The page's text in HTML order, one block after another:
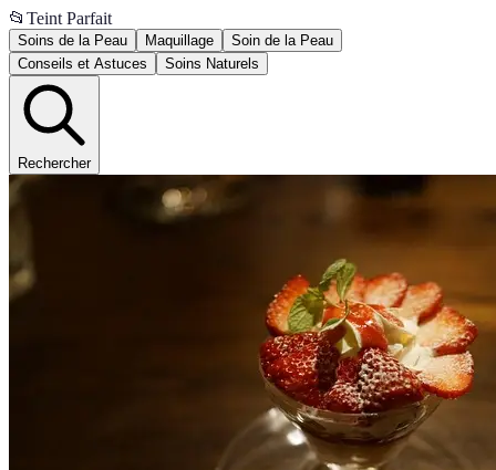
📂 Teint Parfait
Soins de la Peau Maquillage
Soin de la Peau
Conseils et Astuces
Soins Naturels
Rechercher